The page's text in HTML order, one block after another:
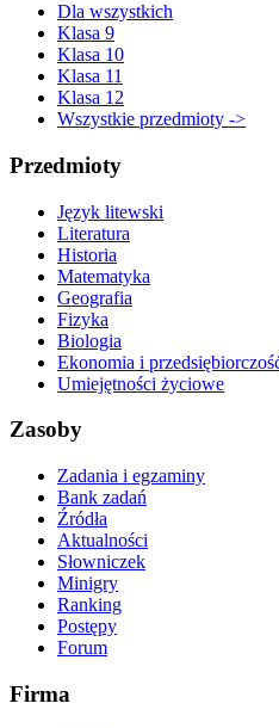
Dla wszystkich
Klasa 9
Klasa 10
Klasa 11
Klasa 12
Wszystkie przedmioty ->
Przedmioty
Język litewski
Literatura
Historia
Matematyka
Geografia
Fizyka
Biologia
Ekonomia i
Umiejętności życiowe
Zasoby
Zadania i egzaminy
Bank zadań
Źródła
Aktualności
Słowniczek
Minigry
Ranking
Postępy
Forum
Firma